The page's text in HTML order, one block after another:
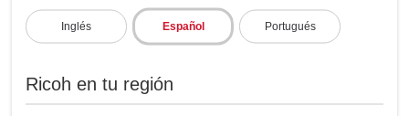
Inglés Español Portugués
Ricoh en tu región
Las soluciones y servicios de colaboración de Ricoh
cámaras Ricoh Theta se han convertido en un elemento fundamental
para eliminar la brecha tecnológica en el sector construcción en Brasil,